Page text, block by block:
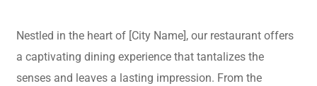
Nestled in the heart of [City Name], our restaurant offers
a captivating dining experience that tantalizes the
senses and leaves a lasting impression. From the